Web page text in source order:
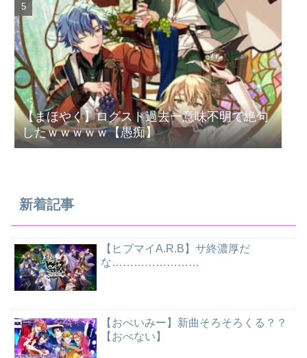
【まほやく】ログスト過去一意味不明で絶句
したｗｗｗｗｗ【愚痴】
新着記事
【ヒプマイA.R.B】サ終濃厚だ
な……………………
【おべいみー】新曲そろそろくる？？
【おべない】